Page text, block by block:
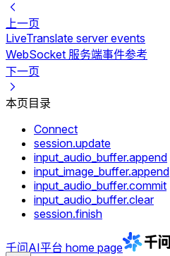
上一页
LiveTranslate server events
WebSocket 服务端事件参考
下一页
本页目录
Connect
session.update
input_audio_buffer.append
input_image_buffer.append
input_audio_buffer.commit
input_audio_buffer.clear
session.finish
千问AI平台 home page